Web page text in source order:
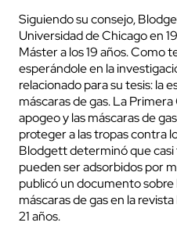
Siguiendo su consejo,
Universidad de Chicago en
Máster a los 19 años. Como
esperándole en la
relacionado para su tesis: la
máscaras de gas. La
apogeo y las máscaras de
proteger a las tropas contra
Blodgett determinó que casi
pueden ser adsorbidos por
publicó un documento sobre
máscaras de gas en la
21 años.